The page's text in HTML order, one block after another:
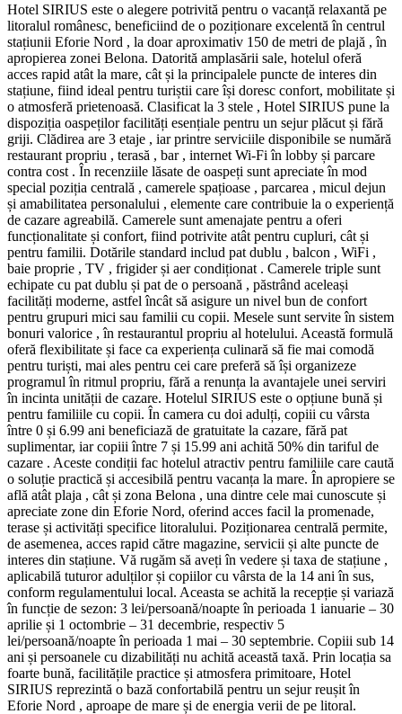
Hotel SIRIUS este o alegere potrivită pentru o vacanță relaxantă pe
litoralul românesc, beneficiind de o poziționare excelentă în centrul
stațiunii Eforie Nord , la doar aproximativ 150 de metri de plajă , în
apropierea zonei Belona. Datorită amplasării sale, hotelul oferă
acces rapid atât la mare, cât și la principalele puncte de interes din
stațiune, fiind ideal pentru turiștii care își doresc confort, mobilitate și
o atmosferă prietenoasă. Clasificat la 3 stele , Hotel SIRIUS pune la
dispoziția oaspeților facilități esențiale pentru un sejur plăcut și fără
griji. Clădirea are 3 etaje , iar printre serviciile disponibile se numără
restaurant propriu , terasă , bar , internet Wi‑Fi în lobby și parcare
contra cost . În recenziile lăsate de oaspeți sunt apreciate în mod
special poziția centrală , camerele spațioase , parcarea , micul dejun
și amabilitatea personalului , elemente care contribuie la o experiență
de cazare agreabilă. Camerele sunt amenajate pentru a oferi
funcționalitate și confort, fiind potrivite atât pentru cupluri, cât și
pentru familii. Dotările standard includ pat dublu , balcon , WiFi ,
baie proprie , TV , frigider și aer condiționat . Camerele triple sunt
echipate cu pat dublu și pat de o persoană , păstrând aceleași
facilități moderne, astfel încât să asigure un nivel bun de confort
pentru grupuri mici sau familii cu copii. Mesele sunt servite în sistem
bonuri valorice , în restaurantul propriu al hotelului. Această formulă
oferă flexibilitate și face ca experiența culinară să fie mai comodă
pentru turiști, mai ales pentru cei care preferă să își organizeze
programul în ritmul propriu, fără a renunța la avantajele unei serviri
în incinta unității de cazare. Hotelul SIRIUS este o opțiune bună și
pentru familiile cu copii. În camera cu doi adulți, copiii cu vârsta
între 0 și 6.99 ani beneficiază de gratuitate la cazare, fără pat
suplimentar, iar copiii între 7 și 15.99 ani achită 50% din tariful de
cazare . Aceste condiții fac hotelul atractiv pentru familiile care caută
o soluție practică și accesibilă pentru vacanța la mare. În apropiere se
află atât plaja , cât și zona Belona , una dintre cele mai cunoscute și
apreciate zone din Eforie Nord, oferind acces facil la promenade,
terase și activități specifice litoralului. Poziționarea centrală permite,
de asemenea, acces rapid către magazine, servicii și alte puncte de
interes din stațiune. Vă rugăm să aveți în vedere și taxa de stațiune ,
aplicabilă tuturor adulților și copiilor cu vârsta de la 14 ani în sus,
conform regulamentului local. Aceasta se achită la recepție și variază
în funcție de sezon: 3 lei/persoană/noapte în perioada 1 ianuarie – 30
aprilie și 1 octombrie – 31 decembrie, respectiv 5
lei/persoană/noapte în perioada 1 mai – 30 septembrie. Copiii sub 14
ani și persoanele cu dizabilități nu achită această taxă. Prin locația sa
foarte bună, facilitățile practice și atmosfera primitoare, Hotel
SIRIUS reprezintă o bază confortabilă pentru un sejur reușit în
Eforie Nord , aproape de mare și de energia verii de pe litoral.